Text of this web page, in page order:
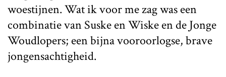
woestijnen. Wat ik voor me zag was een
combinatie van Suske en Wiske en de Jonge
Woudlopers; een bijna vooroorlogse, brave
jongensachtigheid.